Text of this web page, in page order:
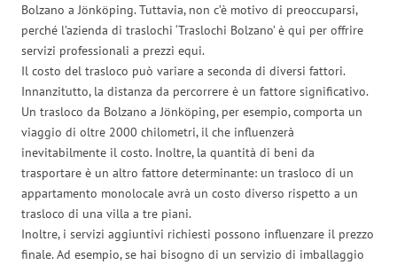
Bolzano a Jönköping. Tuttavia, non c’è motivo di preoccuparsi,
perché l’azienda di traslochi ‘Traslochi Bolzano’ è qui per offrire
servizi professionali a prezzi equi.
Il costo del trasloco può variare a seconda di diversi fattori.
Innanzitutto, la distanza da percorrere è un fattore significativo.
Un trasloco da Bolzano a Jönköping, per esempio, comporta un
viaggio di oltre 2000 chilometri, il che influenzerà
inevitabilmente il costo. Inoltre, la quantità di beni da
trasportare è un altro fattore determinante: un trasloco di un
appartamento monolocale avrà un costo diverso rispetto a un
trasloco di una villa a tre piani.
Inoltre, i servizi aggiuntivi richiesti possono influenzare il prezzo
finale. Ad esempio, se hai bisogno di un servizio di imballaggio